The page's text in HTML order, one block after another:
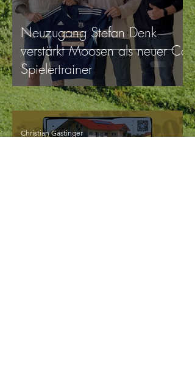
Neuzugang Stefan Denk
verstärkt Moosen als neuer Co-
Spielertrainer
Christian Gastinger